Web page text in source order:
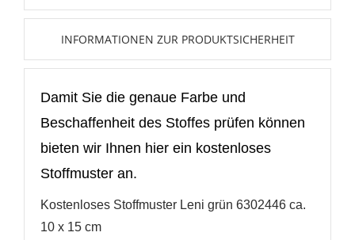
INFORMATIONEN ZUR PRODUKTSICHERHEIT
Damit Sie die genaue Farbe und
Beschaffenheit des Stoffes prüfen können
bieten wir Ihnen hier ein kostenloses
Stoffmuster an.
Kostenloses Stoffmuster Leni grün 6302446 ca.
10 x 15 cm
Wunschliste
erstellen